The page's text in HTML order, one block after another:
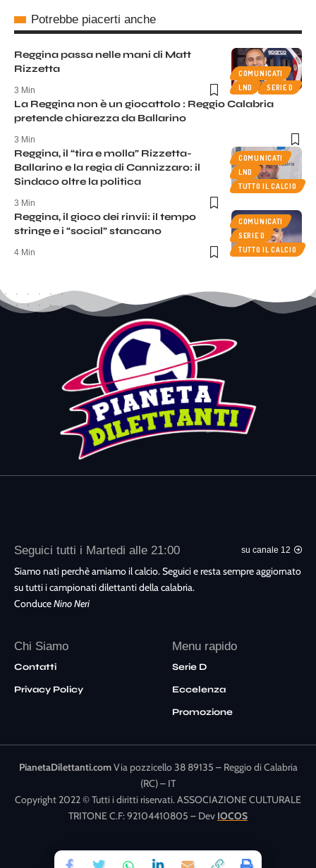
Potrebbe piacerti anche
COMUNICATI
LND
SERIE D
Reggina passa nelle mani di Matt
Rizzetta
3 Min
La Reggina non è un giocattolo : Reggio Calabria
pretende chiarezza da Ballarino
3 Min
COMUNICATI
LND
TUTTO IL CALCIO
Reggina, il “tira e molla” Rizzetta-
Ballarino e la regia di Cannizzaro: il
Sindaco oltre la politica
3 Min
COMUNICATI
SERIE D
TUTTO IL CALCIO
Reggina, il gioco dei rinvii: il tempo
stringe e i “social” stancano
4 Min
Seguici tutti i Martedi alle 21:00 su canale 12
Siamo nati perchè amiamo il calcio. Seguici e resta sempre aggiornato
su tutti i campionati dilettanti della calabria.
ConduceNino Neri
Chi Siamo
Contatti
Privacy Policy
Menu rapido
Serie D
Eccelenza
Promozione
PianetaDilettanti.comVia pozzicello 38 89135 – Reggio di Calabria
(RC) – IT
Copyright 2022 © Tutti i diritti riservati. ASSOCIAZIONE CULTURALE
TRITONE C.F: 92104410805 – Dev IOCOS